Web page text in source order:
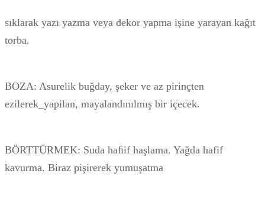
sıklarak yazı yazma veya dekor yapma işine yarayan kağıt
torba.
BOZA: Asurelik buğday, şeker ve az pirinçten
ezilerek_yapilan, mayalandınılmış bir içecek.
BÖRTTÜRMEK: Suda haﬁif haşlama. Yağda hafif
kavurma. Biraz pişirerek yumuşatma